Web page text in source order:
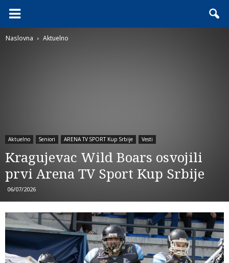
Naslovna Aktuelno
Aktuelno Seniori ARENA TV SPORT Kup Srbije Vesti
Kragujevac Wild Boars osvojili
prvi Arena TV Sport Kup Srbije
06/07/2026